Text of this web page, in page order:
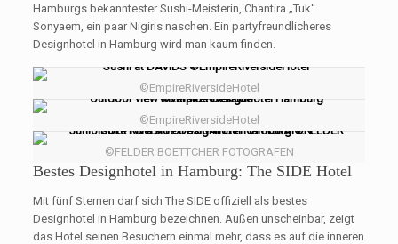
Hamburgs bekanntester Sushi-Meisterin, Chantira „Tuk“
Sonyaem, ein paar Nigiris naschen. Ein partyfreundlicheres
Designhotel in Hamburg wird man kaum finden.
©EmpireRiversideHotel
©EmpireRiversideHotel
©FELDER BOETTCHER FOTOGRAFEN
Bestes Designhotel in Hamburg: The SIDE Hotel
Mit fünf Sternen darf sich The SIDE offiziell als bestes
Designhotel in Hamburg bezeichnen. Außen unscheinbar, zeigt
das Hotel seinen Besuchern einmal mehr, dass es auf die inneren